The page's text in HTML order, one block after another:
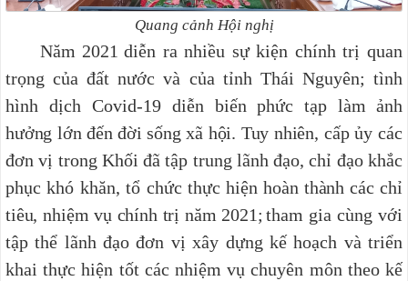
Quang cảnh Hội nghị
Năm 2021 diễn ra nhiều sự kiện chính trị quan
trọng của đất nước và của tỉnh Thái Nguyên; tình
hình dịch Covid-19 diễn biến phức tạp làm ảnh
hưởng lớn đến đời sống xã hội. Tuy nhiên, cấp ủy các
đơn vị trong Khối đã tập trung lãnh đạo, chỉ đạo khắc
phục khó khăn, tổ chức thực hiện hoàn thành các chỉ
tiêu, nhiệm vụ chính trị năm 2021; tham gia cùng với
tập thể lãnh đạo đơn vị xây dựng kế hoạch và triển
khai thực hiện tốt các nhiệm vụ chuyên môn theo kế